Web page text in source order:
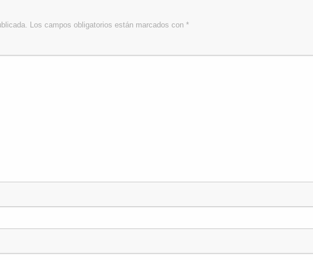
Los campos obligatorios están marcados con *